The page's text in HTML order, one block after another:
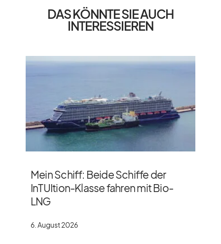
DAS KÖNNTE SIE AUCH
INTERESSIEREN
Mein Schiff: Beide Schiffe der
InTUItion-Klasse fahren mit Bio-
LNG
6. August 2026